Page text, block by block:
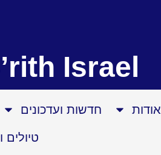
Israel
אודות חדשות ועדכונים
טיולים